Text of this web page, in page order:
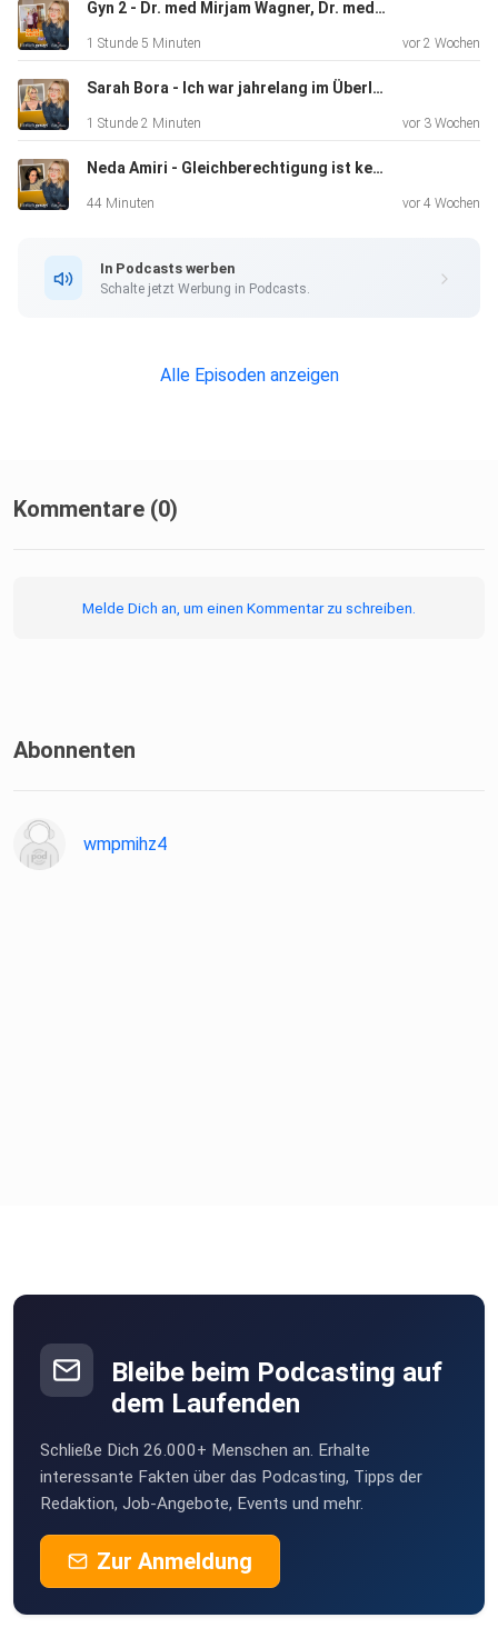
schreibt uns
eine E-Mail an podcast@echtemamas.de Wir freuen uns,
hören!
Gyn 2 - Dr. med Mirjam Wagner, Dr. med. Rebekka Westphal - PMS / PMDS / Perimenopause - Willkommen auf der Hormonkirmes
1 Stunde 5 Minuten vor 2 Wochen
Sarah Bora - Ich war jahrelang im Überlebensmodus
1 Stunde 2 Minuten vor 3 Wochen
Neda Amiri - Gleichberechtigung ist keine Romantik
44 Minuten vor 4 Wochen
In Podcasts werben
Schalte jetzt Werbung in Podcasts.
Alle Episoden anzeigen
Kommentare (0)
Melde Dich an, um einen Kommentar zu schreiben.
Abonnenten
wmpmihz4
Bleibe beim Podcasting auf
dem Laufenden
Schließe Dich 26.000+ Menschen an. Erhalte
interessante Fakten über das Podcasting, Tipps der
Redaktion, Job-Angebote, Events und mehr.
Zur Anmeldung